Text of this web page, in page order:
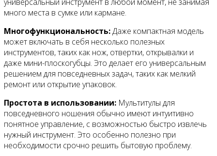
много места в сумке или кармане.
Многофункциональность:Даже компактная модель
может включать в себя несколько полезных
инструментов, таких как нож, отвертки, открывалки и
даже мини-плоскогубцы. Это делает его универсальным
решением для повседневных задач, таких как мелкий
ремонт или открытие упаковок.
Простота в использовании: Мультитулы для
повседневного ношения обычно имеют интуитивно
понятное управление, с возможностью быстро извлечь
нужный инструмент. Это особенно полезно при
необходимости срочно решить бытовую проблему.